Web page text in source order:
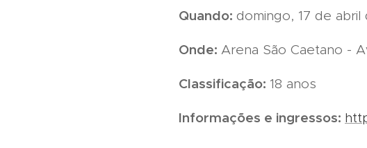
Quando: domingo, 17 de abril
Onde: Arena São Caetano -
Classificação: 18 anos
Informações e ingressos: